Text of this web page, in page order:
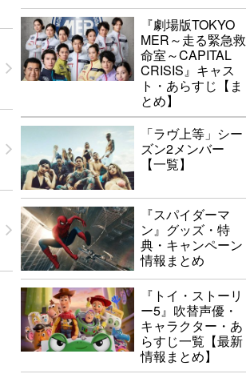
『劇場版TOKYO
MER～走る緊急救
命室～CAPITAL
CRISIS』キャス
ト・あらすじ【ま
とめ】
「ラヴ上等」シー
ズン2メンバー
【一覧】
『スパイダーマ
ン』グッズ・特
典・キャンペーン
情報まとめ
『トイ・ストーリ
ー5』吹替声優・
キャラクター・あ
らすじ一覧【最新
情報まとめ】